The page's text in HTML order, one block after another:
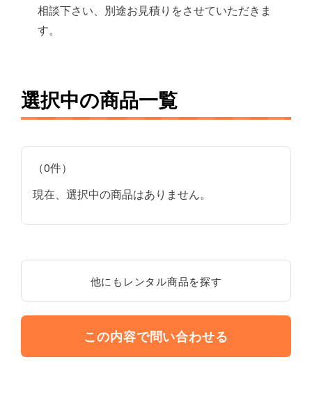
相談下さい、別途お見積りをさせていただきま
す。
選択中の商品一覧
（0件）
現在、選択中の商品はありません。
他にもレンタル商品を探す
この内容で問い合わせる